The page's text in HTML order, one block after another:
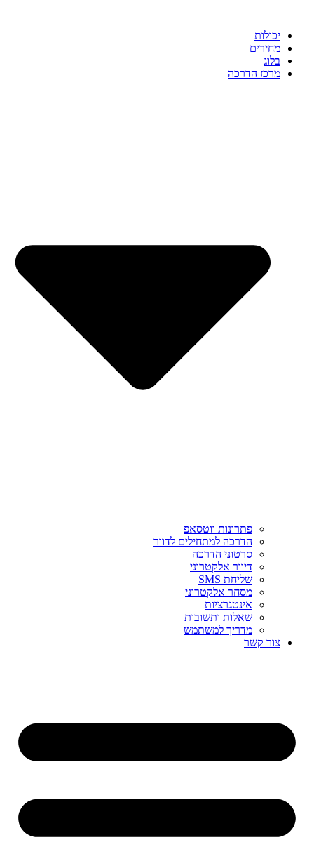
יכולות
מחירים
בלוג
מרכז הדרכה
פתרונות ווטסאפ
הדרכה למתחילים לדוור
סרטוני הדרכה
דיוור אלקטרוני
שליחת SMS
מסחר אלקטרוני
אינטגרציות
שאלות ותשובות
מדריך למשתמש
צור קשר